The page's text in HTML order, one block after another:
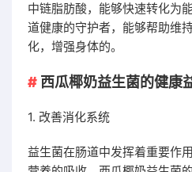
中链脂肪酸，能够快速转化为
道健康的守护者，能够帮助维
化，增强身体的。
西瓜椰奶益生菌的健康
1. 改善消化系统
益生菌在肠道中发挥着重要作